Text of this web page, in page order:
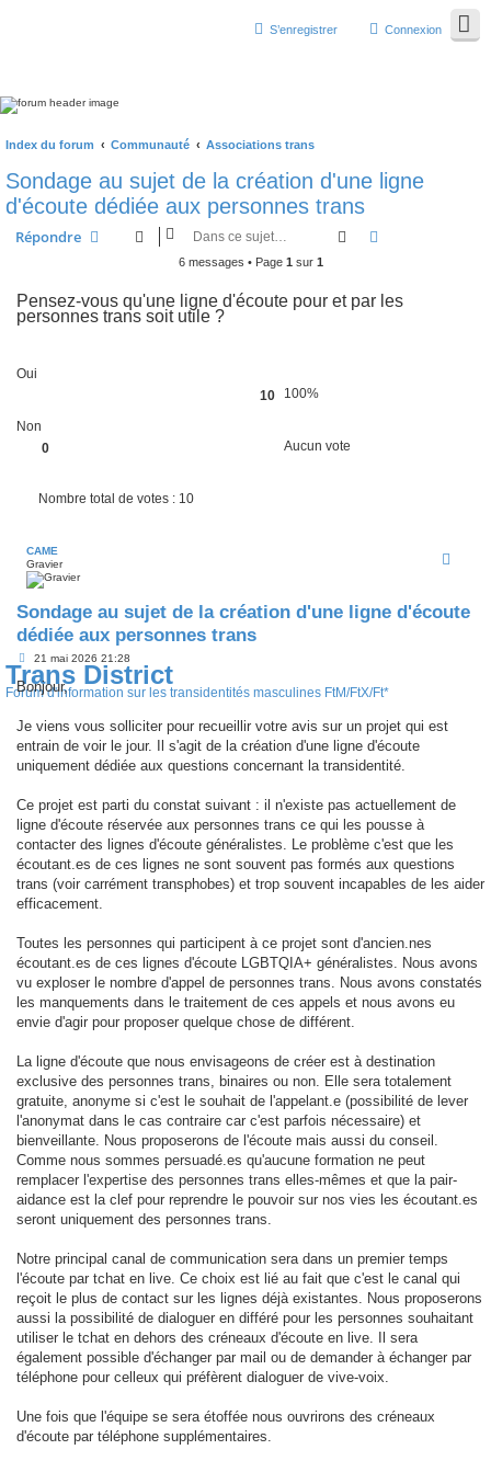
Connexion
S’enregistrer
Trans District
Forum d'information sur les transidentités masculines FtM/FtX/Ft*
Index du forum Communauté Associations trans
Sondage au sujet de la création d'une ligne
d'écoute dédiée aux personnes trans
Répondre Rechercher
6 messages • Page 1 sur 1
Pensez-vous qu'une ligne d'écoute pour et par les
personnes trans soit utile ?
Oui
10
100%
Non
0
Aucun vote
Nombre total de votes : 10
CAME
Gravier
Sondage au sujet de la création d'une ligne d'écoute
dédiée aux personnes trans
M
e
s
s
g
21 mai 2026 21:28
Bonjour,
Je viens vous solliciter pour recueillir votre avis sur un projet qui est
entrain de voir le jour. Il s'agit de la création d'une ligne d'écoute
uniquement dédiée aux questions concernant la transidentité.
Ce projet est parti du constat suivant : il n'existe pas actuellement de
ligne d'écoute réservée aux personnes trans ce qui les pousse à
contacter des lignes d'écoute généralistes. Le problème c'est que les
écoutant.es de ces lignes ne sont souvent pas formés aux questions
trans (voir carrément transphobes) et trop souvent incapables de les aider
efficacement.
Toutes les personnes qui participent à ce projet sont d'ancien.nes
écoutant.es de ces lignes d'écoute LGBTQIA+ généralistes. Nous avons
vu exploser le nombre d'appel de personnes trans. Nous avons constatés
les manquements dans le traitement de ces appels et nous avons eu
envie d'agir pour proposer quelque chose de différent.
La ligne d'écoute que nous envisageons de créer est à destination
exclusive des personnes trans, binaires ou non. Elle sera totalement
gratuite, anonyme si c'est le souhait de l'appelant.e (possibilité de lever
l'anonymat dans le cas contraire car c'est parfois nécessaire) et
bienveillante. Nous proposerons de l'écoute mais aussi du conseil.
Comme nous sommes persuadé.es qu'aucune formation ne peut
remplacer l'expertise des personnes trans elles-mêmes et que la pair-
aidance est la clef pour reprendre le pouvoir sur nos vies les écoutant.es
seront uniquement des personnes trans.
Notre principal canal de communication sera dans un premier temps
l'écoute par tchat en live. Ce choix est lié au fait que c'est le canal qui
reçoit le plus de contact sur les lignes déjà existantes. Nous proposerons
aussi la possibilité de dialoguer en différé pour les personnes souhaitant
utiliser le tchat en dehors des créneaux d'écoute en live. Il sera
également possible d'échanger par mail ou de demander à échanger par
téléphone pour celleux qui préfèrent dialoguer de vive-voix.
Une fois que l'équipe se sera étoffée nous ouvrirons des créneaux
d'écoute par téléphone supplémentaires.